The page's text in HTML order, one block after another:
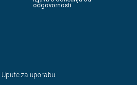
odgovornosti
Upute za uporabu